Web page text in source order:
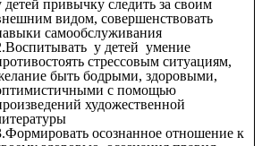
детей привычку следить за своим
видом, совершенствовать
самообслуживания
у детей умение
стрессовым ситуациям,
быть бодрыми, здоровыми,
с помощью
художественной
осознанное отношение к